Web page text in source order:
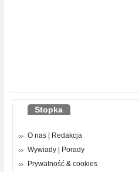
Stopka
O nas
Redakcja
Wywiady
Porady
Prywatność & cookies